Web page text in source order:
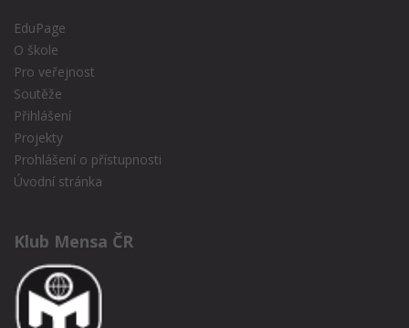
EduPage
O škole
Pro veřejnost
Soutěže
Přihlášení
Projekty
Prohlášení o přístupnosti
Úvodní stránka
Klub Mensa ČR